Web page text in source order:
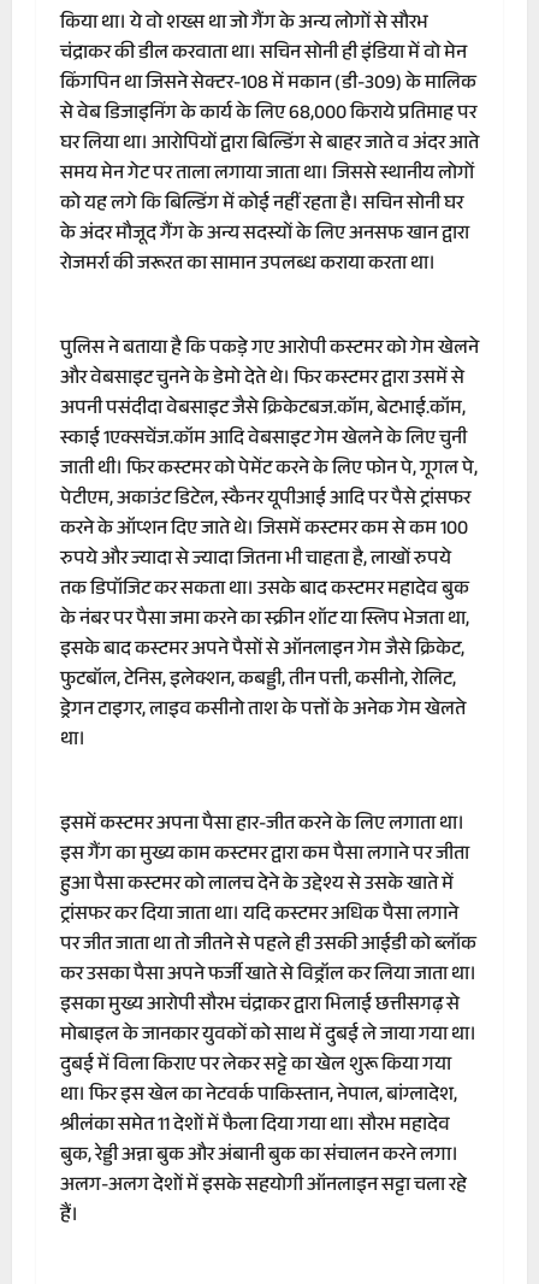
किया था। ये वो शख्स था जो गैंग के अन्य लोगों से सौरभ
चंद्राकर की डील करवाता था। सचिन सोनी ही इंडिया में वो मेन
किंगपिन था जिसने सेक्टर-108 में मकान (डी-309) के मालिक
से वेब डिजाइनिंग के कार्य के लिए 68,000 किराये प्रतिमाह पर
घर लिया था। आरोपियों द्वारा बिल्डिंग से बाहर जाते व अंदर आते
समय मेन गेट पर ताला लगाया जाता था। जिससे स्थानीय लोगों
को यह लगे कि बिल्डिंग में कोई नहीं रहता है। सचिन सोनी घर
के अंदर मौजूद गैंग के अन्य सदस्यों के लिए अनसफ खान द्वारा
रोजमर्रा की जरूरत का सामान उपलब्ध कराया करता था।
पुलिस ने बताया है कि पकड़े गए आरोपी कस्टमर को गेम खेलने
और वेबसाइट चुनने के डेमो देते थे। फिर कस्टमर द्वारा उसमें से
अपनी पसंदीदा वेबसाइट जैसे क्रिकेटबज.कॉम, बेटभाई.कॉम,
स्काई 1एक्सचेंज.कॉम आदि वेबसाइट गेम खेलने के लिए चुनी
जाती थी। फिर कस्टमर को पेमेंट करने के लिए फोन पे, गूगल पे,
पेटीएम, अकाउंट डिटेल, स्कैनर यूपीआई आदि पर पैसे ट्रांसफर
करने के ऑप्शन दिए जाते थे। जिसमें कस्टमर कम से कम 100
रुपये और ज्यादा से ज्यादा जितना भी चाहता है, लाखों रुपये
तक डिपॉजिट कर सकता था। उसके बाद कस्टमर महादेव बुक
के नंबर पर पैसा जमा करने का स्क्रीन शॉट या स्लिप भेजता था,
इसके बाद कस्टमर अपने पैसों से ऑनलाइन गेम जैसे क्रिकेट,
फुटबॉल, टेनिस, इलेक्शन, कबड्डी, तीन पत्ती, कसीनो, रोलिट,
ड्रेगन टाइगर, लाइव कसीनो ताश के पत्तों के अनेक गेम खेलते
था।
इसमें कस्टमर अपना पैसा हार-जीत करने के लिए लगाता था।
इस गैंग का मुख्य काम कस्टमर द्वारा कम पैसा लगाने पर जीता
हुआ पैसा कस्टमर को लालच देने के उद्देश्य से उसके खाते में
ट्रांसफर कर दिया जाता था। यदि कस्टमर अधिक पैसा लगाने
पर जीत जाता था तो जीतने से पहले ही उसकी आईडी को ब्लॉक
कर उसका पैसा अपने फर्जी खाते से विड्रॉल कर लिया जाता था।
इसका मुख्य आरोपी सौरभ चंद्राकर द्वारा भिलाई छत्तीसगढ़ से
मोबाइल के जानकार युवकों को साथ में दुबई ले जाया गया था।
दुबई में विला किराए पर लेकर सट्टे का खेल शुरू किया गया
था। फिर इस खेल का नेटवर्क पाकिस्तान, नेपाल, बांग्लादेश,
श्रीलंका समेत 11 देशों में फैला दिया गया था। सौरभ महादेव
बुक, रेड्डी अन्ना बुक और अंबानी बुक का संचालन करने लगा।
अलग-अलग देशों में इसके सहयोगी ऑनलाइन सट्टा चला रहे
हैं।